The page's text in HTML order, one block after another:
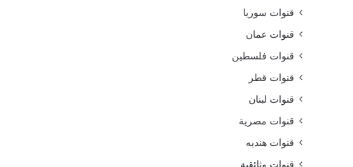
قنوات سوريا
قنوات عمان
قنوات فلسطين
قنوات قطر
قنوات لبنان
قنوات مصرية
قنوات هنديه
قنوات وثائقية